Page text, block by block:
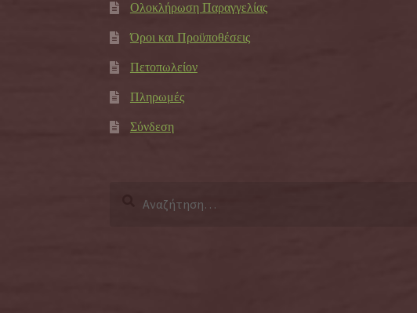
Ολοκλήρωση Παραγγελίας
Όροι και Προϋποθέσεις
Πετοπωλείον
Πληρωμές
Σύνδεση